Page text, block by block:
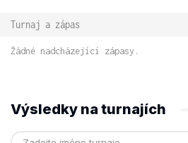
Turnaj a zápas
Žádné nadcházející zápasy.
Výsledky na turnajích